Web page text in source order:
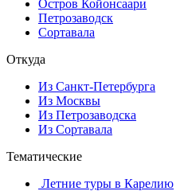
Остров Койонсаари
Петрозаводск
Сортавала
Откуда
Из Санкт-Петербурга
Из Москвы
Из Петрозаводска
Из Сортавала
Тематические
Летние туры в Карелию